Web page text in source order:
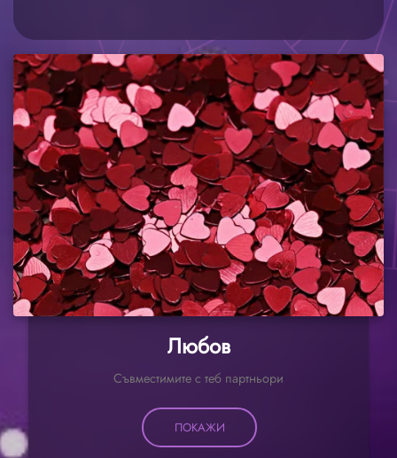
Любов
Съвместимите с теб партньори
ПОКАЖИ